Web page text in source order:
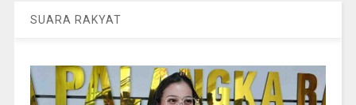
SUARA RAKYAT